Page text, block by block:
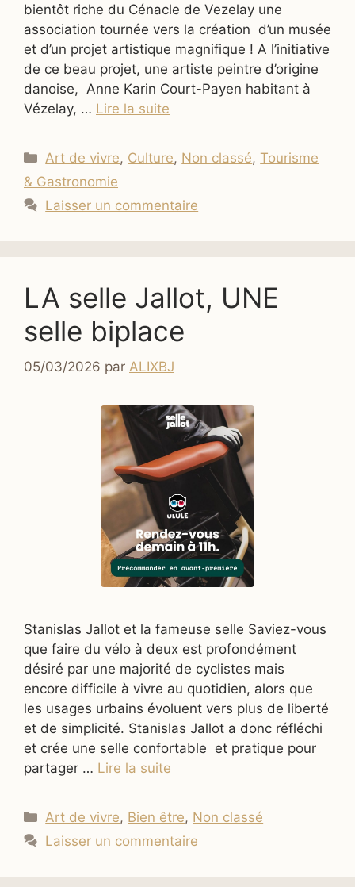
bientôt riche du Cénacle de Vezelay une
association tournée vers la création d’un musée
et d’un projet artistique magnifique ! A l’initiative
de ce beau projet, une artiste peintre d’origine
danoise, Anne Karin Court-Payen habitant à
Vézelay, … Lire la suite
Catégories
Art de vivre, Culture, Non classé,Tourisme
& Gastronomie
Laisser un commentaire
LA selle Jallot, UNE
selle biplace
05/03/2026 par ALIXBJ
Stanislas Jallot et la fameuse selle Saviez-vous
que faire du vélo à deux est profondément
désiré par une majorité de cyclistes mais
encore difficile à vivre au quotidien, alors que
les usages urbains évoluent vers plus de liberté
et de simplicité. Stanislas Jallot a donc réfléchi
et crée une selle confortable et pratique pour
partager … Lire la suite
Catégories
Art de vivre, Bien être, Non classé
Laisser un commentaire